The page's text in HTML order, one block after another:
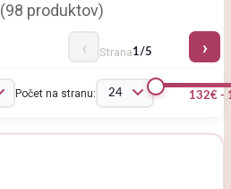
(98 produktov)
Strana1/5
Počet na stranu: 132€ -